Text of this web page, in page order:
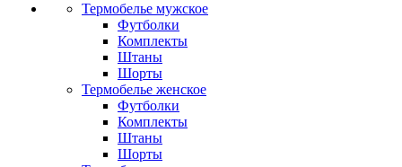
Термобелье мужское
Футболки
Комплекты
Штаны
Шорты
Термобелье женское
Футболки
Комплекты
Штаны
Шорты